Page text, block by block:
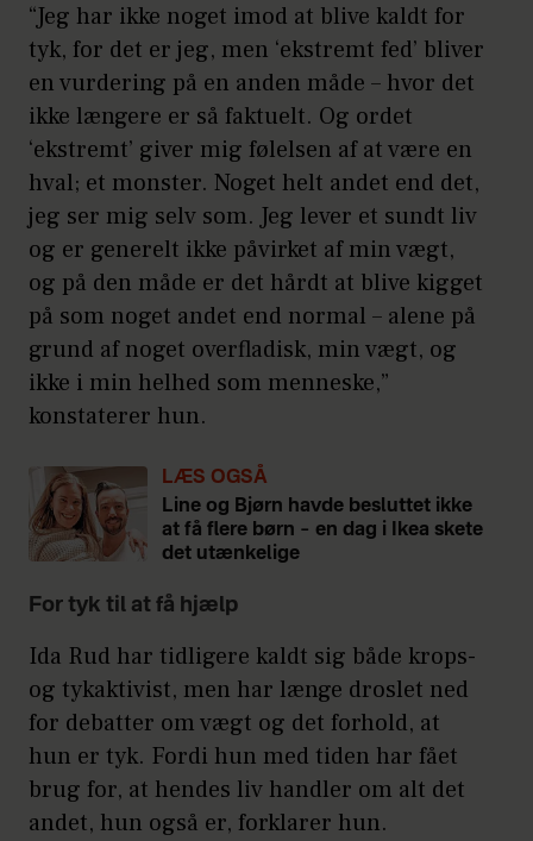
“Jeg har ikke noget imod at blive kaldt for
tyk, for det er jeg, men ‘ekstremt fed’ bliver
en vurdering på en anden måde – hvor det
ikke længere er så faktuelt. Og ordet
‘ekstremt’ giver mig følelsen af at være en
hval; et monster. Noget helt andet end det,
jeg ser mig selv som. Jeg lever et sundt liv
og er generelt ikke påvirket af min vægt,
og på den måde er det hårdt at blive kigget
på som noget andet end normal – alene på
grund af noget overfladisk, min vægt, og
ikke i min helhed som menneske,”
konstaterer hun.
LÆS OGSÅ
Line og Bjørn havde besluttet ikke
at få flere børn – en dag i Ikea skete
det utænkelige
For tyk til at få hjælp
Ida Rud har tidligere kaldt sig både krops-
og tykaktivist, men har længe droslet ned
for debatter om vægt og det forhold, at
hun er tyk. Fordi hun med tiden har fået
brug for, at hendes liv handler om alt det
andet, hun også er, forklarer hun.